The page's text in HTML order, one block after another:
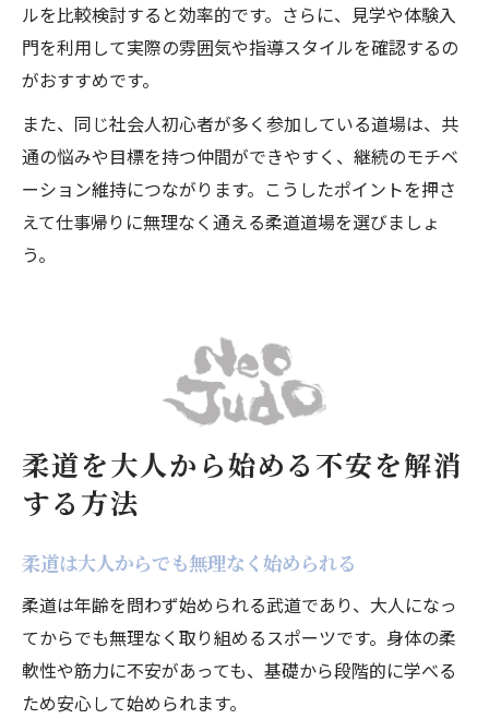
ルを比較検討すると効率的です。さらに、見学や体験入
門を利用して実際の雰囲気や指導スタイルを確認するの
がおすすめです。
また、同じ社会人初心者が多く参加している道場は、共
通の悩みや目標を持つ仲間ができやすく、継続のモチベ
ーション維持につながります。こうしたポイントを押さ
えて仕事帰りに無理なく通える柔道道場を選びましょ
う。
柔道を大人から始める不安を解消
する方法
柔道は大人からでも無理なく始められる
柔道は年齢を問わず始められる武道であり、大人になっ
てからでも無理なく取り組めるスポーツです。身体の柔
軟性や筋力に不安があっても、基礎から段階的に学べる
ため安心して始められます。